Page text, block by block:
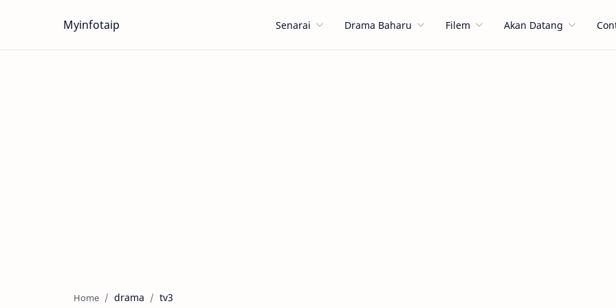
Myinfotaip Senarai Drama Baharu Filem Akan Datang
Home drama tv3